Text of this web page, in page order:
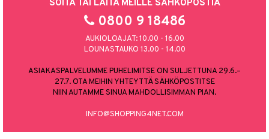
SOITA TAI LAITA MEILLE SÄHKÖPOSTIA
0800 9 18486
AUKIOLOAJAT: 10.00 - 16.00
LOUNASTAUKO 13.00 - 14.00
ASIAKASPALVELUMME PUHELIMITSE ON SULJETTUNA 29.6.–
27.7. OTA MEIHIN YHTEYTTÄ SÄHKÖPOSTITSE
NIIN AUTAMME SINUA MAHDOLLISIMMAN PIAN.
INFO@SHOPPING4NET.COM